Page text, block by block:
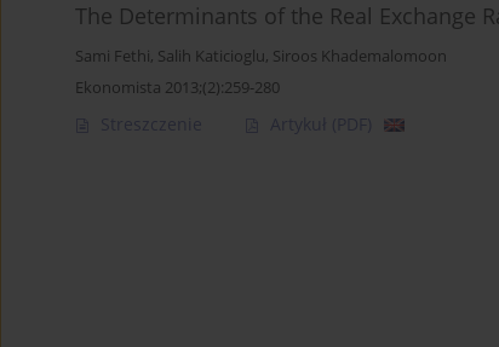
The Determinants of the Real Exchange
Sami Fethi, Salih Katicioglu, Siroos Khademalomoon
Ekonomista 2013;(2):259-280
Streszczenie Artykuł (PDF)